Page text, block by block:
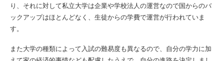
り、それに対して私立大学は企業や学校法人の運営なので国からのバ
ックアップはほとんどなく、生徒からの学費で運営が行われていま
す。
また大学の種類によって入試の難易度も異なるので、自分の学力に加